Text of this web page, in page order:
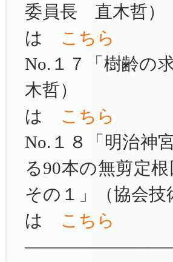
委員長 直木哲）
は
こちら
No.１７「樹齢の
木哲）
は
こちら
No.１８「明治神
る90本の無剪定
その１」
（協会
は
こちら